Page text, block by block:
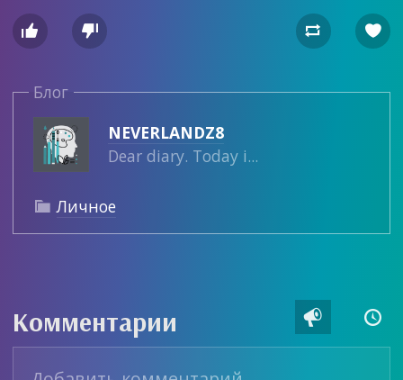
   
Блог
NEVERLANDZ8
Dear diary. Today i...
 Личное
Комментарии  